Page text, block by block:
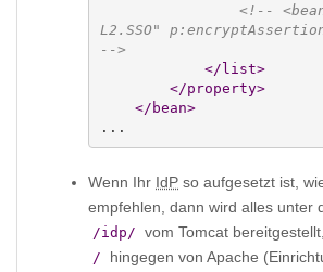
<!--
L2.SSO"
-->
</list>
</property>
</bean>
...
Wenn Ihr IdP so aufgesetzt ist,
empfehlen, dann wird alles unter
/idp/ vom Tomcat
/
hingegen von Apache